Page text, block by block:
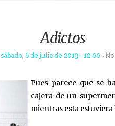
Adictos
sábado, 6 de julio de 2013 - 12:00
Pues parece que se
cajera de un
mientras esta